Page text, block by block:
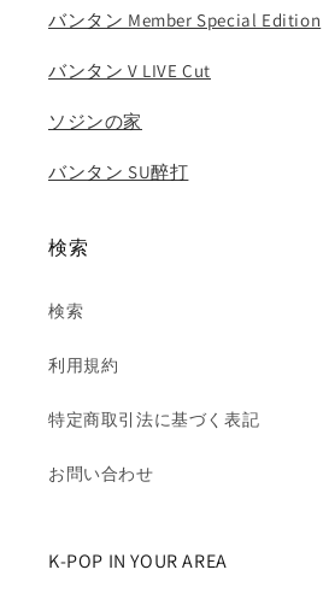
バンタン Member Special Edition
バンタン V LIVE Cut
ソジンの家
バンタン SU醉打
検索
検索
利用規約
特定商取引法に基づく表記
お問い合わせ
K-POP IN YOUR AREA